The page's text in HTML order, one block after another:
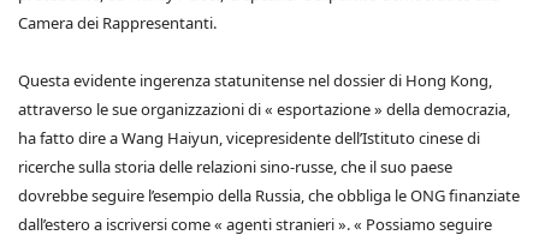
Camera dei Rappresentanti.
Questa evidente ingerenza statunitense nel dossier di Hong Kong,
attraverso le sue organizzazioni di « esportazione » della democrazia,
ha fatto dire a Wang Haiyun, vicepresidente dell’Istituto cinese di
ricerche sulla storia delle relazioni sino-russe, che il suo paese
dovrebbe seguire l’esempio della Russia, che obbliga le ONG finanziate
dall’estero a iscriversi come « agenti stranieri ». « Possiamo seguire